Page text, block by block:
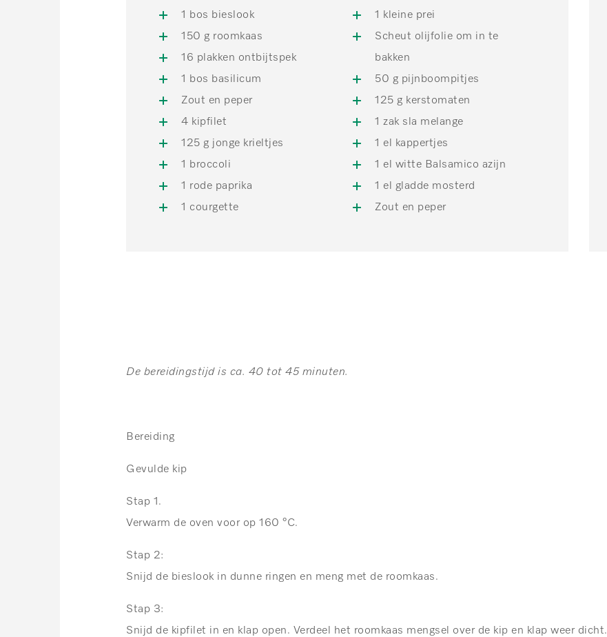
1 bos bieslook
150 g roomkaas
16 plakken ontbijtspek
1 bos basilicum
Zout en peper
4 kipfilet
125 g jonge krieltjes
1 broccoli
1 rode paprika
1 courgette
1 kleine prei
Scheut olijfolie om in te
bakken
50 g pijnboompitjes
125 g kerstomaten
1 zak sla melange
1 el kappertjes
1 el witte Balsamico azijn
1 el gladde mosterd
Zout en peper
De bereidingstijd is ca. 40 tot 45 minuten.
Bereiding
Gevulde kip
Stap 1.
Verwarm de oven voor op 160 °C.
Stap 2:
Snijd de bieslook in dunne ringen en meng met de roomkaas.
Stap 3:
Snijd de kipfilet in en klap open. Verdeel het roomkaas mengsel over de kip en klap weer dicht.